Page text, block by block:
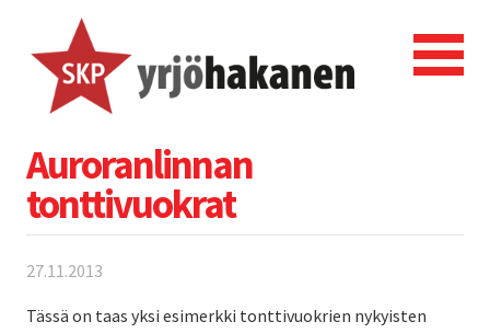
Auroranlinnan
tonttivuokrat
27.11.2013
Tässä on taas yksi esimerkki tonttivuokrien nykyisten